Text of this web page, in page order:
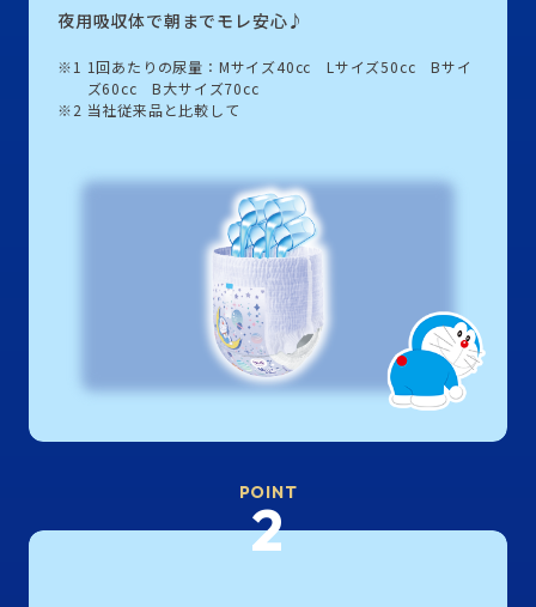
夜用吸収体で朝までモレ安心♪
※1 1回あたりの尿量：Mサイズ40cc Lサイズ50cc Bサイ
ズ60cc B大サイズ70cc
※2 当社従来品と比較して
POINT
2